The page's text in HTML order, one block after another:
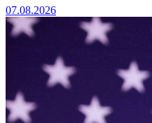
07.08.2026